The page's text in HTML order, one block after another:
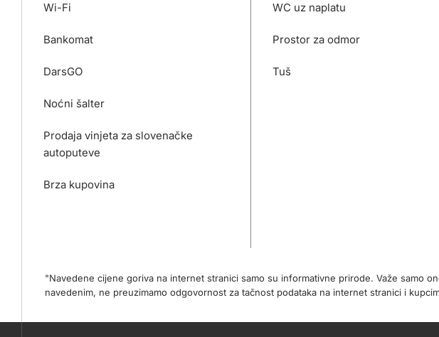
Wi-Fi
Bankomat
DarsGO
Noćni šalter
Prodaja vinjeta za slovenačke
autoputeve
Brza kupovina
WC uz naplatu
Prostor za odmor
Tuš
"Navedene cijene goriva na internet stranici samo su informativne prirode. Važe samo
navedenim, ne preuzimamo odgovornost za tačnost podataka na internet stranici i